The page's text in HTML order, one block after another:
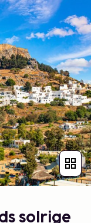
solrige